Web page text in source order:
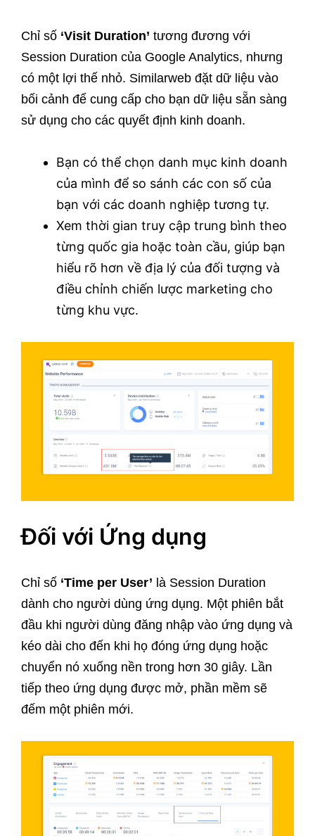
Chỉ số ‘Visit Duration’ tương đương với
Session Duration của Google Analytics, nhưng
có một lợi thế nhỏ. Similarweb đặt dữ liệu vào
bối cảnh để cung cấp cho bạn dữ liệu sẵn sàng
sử dụng cho các quyết định kinh doanh.
Bạn có thể chọn danh mục kinh doanh
của mình để so sánh các con số của
bạn với các doanh nghiệp tương tự.
Xem thời gian truy cập trung bình theo
từng quốc gia hoặc toàn cầu, giúp bạn
hiểu rõ hơn về địa lý của đối tượng và
điều chỉnh chiến lược marketing cho
từng khu vực.
Đối với Ứng dụng
Chỉ số ‘Time per User’ là Session Duration
dành cho người dùng ứng dụng. Một phiên bắt
đầu khi người dùng đăng nhập vào ứng dụng và
kéo dài cho đến khi họ đóng ứng dụng hoặc
chuyển nó xuống nền trong hơn 30 giây. Lần
tiếp theo ứng dụng được mở, phần mềm sẽ
đếm một phiên mới.